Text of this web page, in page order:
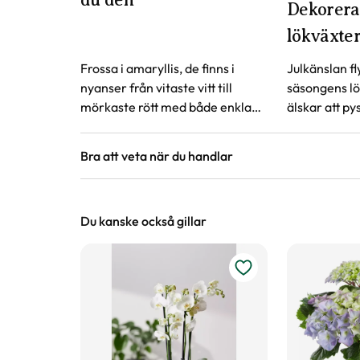
Frossa i amaryllis, de finns i
nyanser från vitaste vitt till
mörkaste rött med både enkla
blomma är en fröjd. Följ våra
enkla tips för att lyckas.
lökväxter
Julkänslan
säsongens
älskar att
Bra att veta när du handlar
Vi försöker alltid ange växternas
är unika så kan måtten och din växts
Växter är levande varor
Det är naturligt att växter får nya blad
Du kanske också gillar